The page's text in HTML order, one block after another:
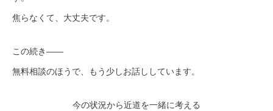
焦らなくて、大丈夫です。
この続き——
無料相談のほうで、もう少しお話ししています。
今の状況から近道を一緒に考える